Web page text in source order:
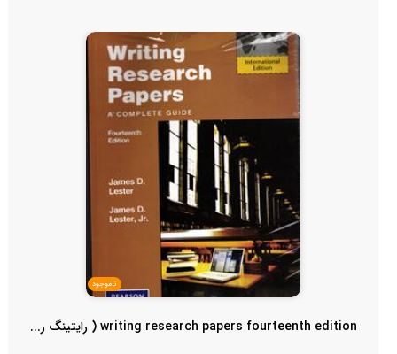
ناموجود
writing research papers fourteenth edition ( رایتینگ ر...